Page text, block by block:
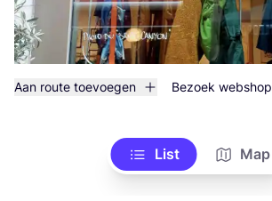
Aan route toevoegen Bezoek webshop
List Map